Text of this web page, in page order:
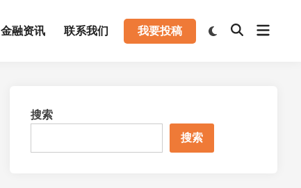
金融资讯 联系我们 我要投稿
SwitchOpenOpen
搜索
搜索